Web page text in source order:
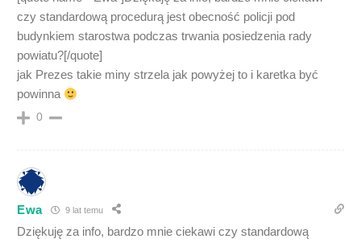
czy standardową procedurą jest obecność policji pod
budynkiem starostwa podczas trwania posiedzenia rady
powiatu?[/quote]
jak Prezes takie miny strzela jak powyżej to i karetka być
powinna
0
Ewa 9 lat temu
Dziękuję za info, bardzo mnie ciekawi czy standardową